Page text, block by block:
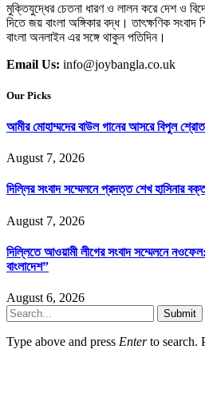
মুক্তিযুদ্ধের চেতনা ধারণ ও লালন করে দেশ ও
দিতে জয় বাংলা অঙ্গিকার বদ্ধ। তাৎক্ষণিক
বাংলা অনলাইন এর সঙ্গে থাকুন পতিদিন।
Email Us: info@joybangla.co.uk
Our Picks
আমীর মোহাম্মদের বাউল গানের আসরে বিপুল
August 7, 2026
দিল্লির সংবাদ সম্মেলনে প্রদত্ত শেখ হাসিনার
August 7, 2026
দিল্লিতে আওয়ামী লীগের সংবাদ সম্মেলনে
বাংলাদেশ”
August 6, 2026
Submit
Type above and press Enterto search.